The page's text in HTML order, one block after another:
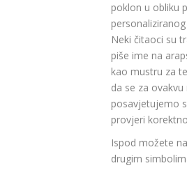
poklon u obliku
Neki čitaoci su
piše ime na
kao mustru za
da se za
posavjetujemo
provjeri
Ispod možete
drugim